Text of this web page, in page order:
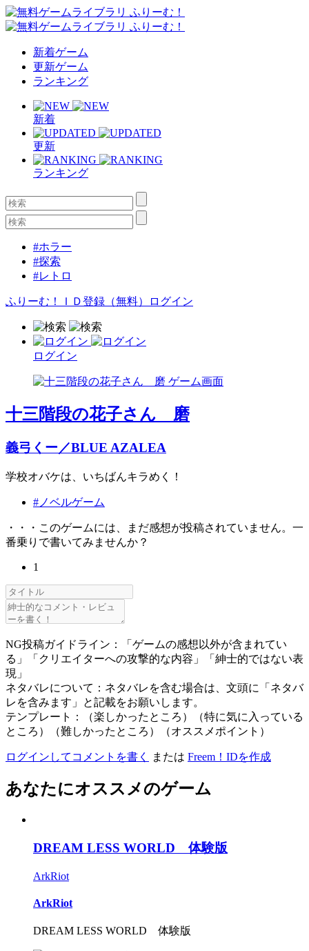
新着ゲーム
更新ゲーム
ランキング
新着
更新
ランキング
#ホラー
#探索
#レトロ
ふりーむ！ＩＤ登録（無料） ログイン
ログイン
十三階段の花子さん 磨
義弓くー／BLUE AZALEA
学校オバケは、いちばんキラめく！
#ノベルゲーム
・・・このゲームには、まだ感想が投稿されていません。一
番乗りで書いてみませんか？
1
NG投稿ガイドライン：「ゲームの感想以外が含まれてい
る」「クリエイターへの攻撃的な内容」「紳士的ではない表
現」
ネタバレについて：ネタバレを含む場合は、文頭に「ネタバ
レを含みます」と記載をお願いします。
テンプレート：（楽しかったところ）（特に気に入っている
ところ）（難しかったところ）（オススメポイント）
ログインしてコメントを書く または Freem！IDを作成
あなたにオススメのゲーム
DREAM LESS WORLD 体験版
ArkRiot
ArkRiot
DREAM LESS WORLD 体験版